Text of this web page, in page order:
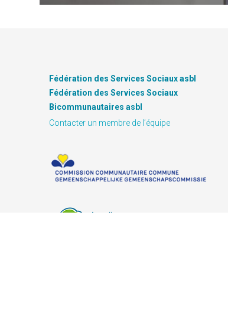
Fédération des Services Sociaux asbl
Fédération des Services Sociaux
Bicommunautaires asbl
Contacter un membre de l’équipe